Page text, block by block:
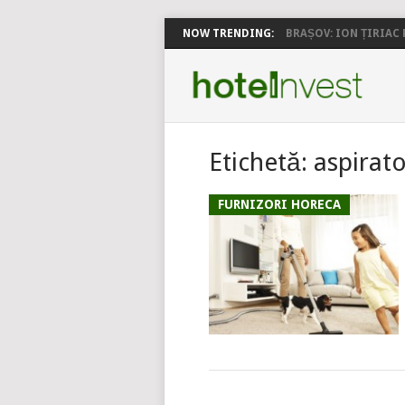
NOW TRENDING: BRAȘOV: ION ȚIRIAC
Etichetă:
FURNIZORI HORECA